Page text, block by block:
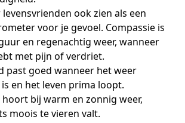
levensvrienden ook zien als een
voor je gevoel. Compassie is
en regenachtig weer, wanneer
met pijn of verdriet.
past goed wanneer het weer
en het leven prima loopt.
bij warm en zonnig weer,
moois te vieren valt.